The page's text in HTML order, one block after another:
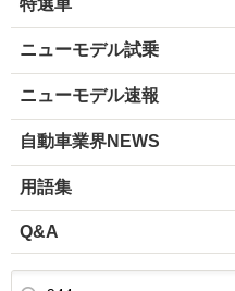
特選車
ニューモデル試乗
ニューモデル速報
自動車業界NEWS
用語集
Q&A